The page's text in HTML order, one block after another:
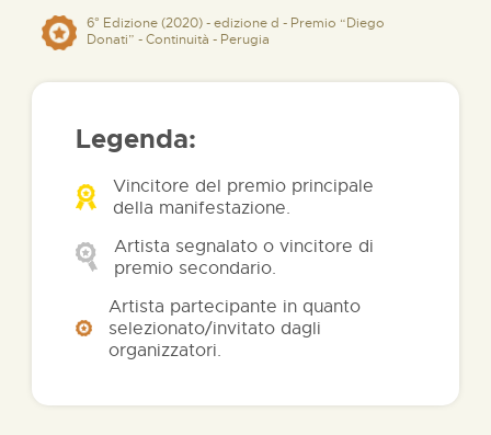
6° Edizione (2020) - edizione d - Premio “Diego
Donati” - Continuità - Perugia
Legenda:
Vincitore del premio principale
della manifestazione.
Artista segnalato o vincitore di
premio secondario.
Artista partecipante in quanto
selezionato/invitato dagli
organizzatori.